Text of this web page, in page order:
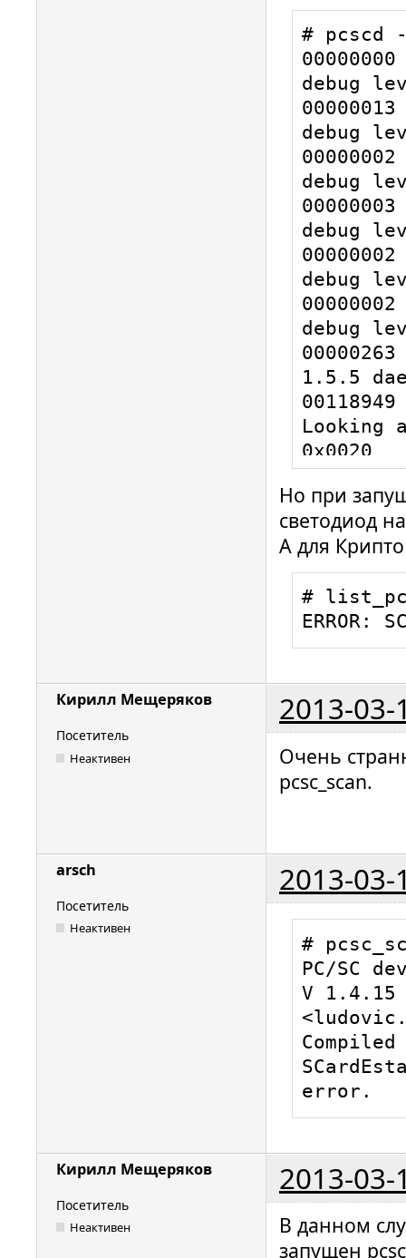
# pcscd
debug
debug
debug
debug
debug
debug
1.5.5
Looking
0x0020
Looking
0x003A
Looking
0x0002
Looking
Looking
Looking
Looking
0x0020
00000015
USB
01000876
00 00
00000178
Loading
version:
Но при
светодиод
А для
#
ERROR:
Кирилл Мещеряков 2013-03-
Посетитель
Неактивен
Очень
pcsc_scan.
arsch 2013-03-
Посетитель
Неактивен
#
PC/SC
V 1.4.15
error.
Кирилл Мещеряков 2013-03-
Посетитель
Неактивен
В данном
запущен